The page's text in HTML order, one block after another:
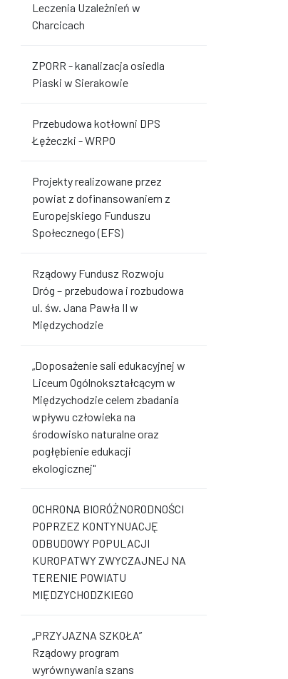
Leczenia Uzależnień w
Charcicach
ZPORR - kanalizacja osiedla
Piaski w Sierakowie
Przebudowa kotłowni DPS
Łężeczki - WRPO
Projekty realizowane przez
powiat z dofinansowaniem z
Europejskiego Funduszu
Społecznego (EFS)
Rządowy Fundusz Rozwoju
Dróg – przebudowa i rozbudowa
ul. św. Jana Pawła II w
Międzychodzie
„Doposażenie sali edukacyjnej w
Liceum Ogólnokształcącym w
Międzychodzie celem zbadania
wpływu człowieka na
środowisko naturalne oraz
pogłębienie edukacji
ekologicznej"
OCHRONA BIORÓŻNORODNOŚCI
POPRZEZ KONTYNUACJĘ
ODBUDOWY POPULACJI
KUROPATWY ZWYCZAJNEJ NA
TERENIE POWIATU
MIĘDZYCHODZKIEGO
„PRZYJAZNA SZKOŁA”
Rządowy program
wyrównywania szans